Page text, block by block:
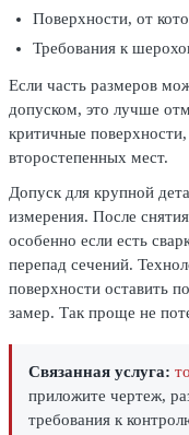
Поверхности, от
Требования к
Если часть размеров
допуском, это лучше
критичные
второстепенных мест.
Допуск для крупной
измерения. После
особенно если есть
перепад сечений.
поверхности оставить
замер. Так проще не
Связанная услуга:
приложите чертеж,
требования к